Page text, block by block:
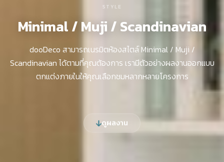
STYLE
Minimal / Muji / Scandinavian
dooDeco สามารถเนรมิตห้องสไตล์ Minimal / Muji /
Scandinavian ได้ตามที่คุณต้องการ เรามีตัวอย่างผลงานออกแบบ
ตกแต่งภายในให้คุณเลือกชมหลากหลายโครงการ
ดูผลงาน